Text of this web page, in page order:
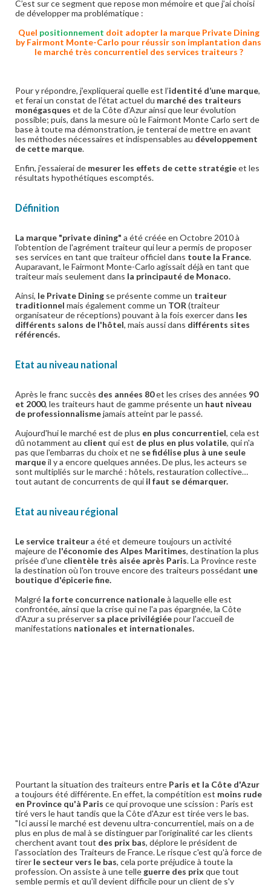
C’est sur ce segment que repose mon mémoire et que j’ai choisi
de développer ma problématique :
Quel positionnement doit adopter la marque Private Dining
by Fairmont Monte-Carlo pour réussir son implantation dans
le marché très concurrentiel des services traiteurs ?
Pour y répondre, j’expliquerai quelle est l’identité d’une marque,
et ferai un constat de l’état actuel du marché des traiteurs
monégasques et de la Côte d’Azur ainsi que leur évolution
possible; puis, dans la mesure où le Fairmont Monte Carlo sert de
base à toute ma démonstration, je tenterai de mettre en avant
les méthodes nécessaires et indispensables au développement
de cette marque.
Enfin, j’essaierai de mesurer les effets de cette stratégieet les
résultats hypothétiques escomptés.
Définition
La marque "private dining" a été créée en Octobre 2010 à
l'obtention de l'agrément traiteur qui leur a permis de proposer
ses services en tant que traiteur officiel dans toute la France.
Auparavant, le Fairmont Monte-Carlo agissait déjà en tant que
traiteur mais seulement dans la principauté de Monaco.
Ainsi, le Private Dining se présente comme un traiteur
traditionnel mais également comme un TOR (traiteur
organisateur de réceptions) pouvant à la fois exercer dans les
différents salons de l'hôtel, mais aussi dans différents sites
référencés.
Etat au niveau national
Après le franc succès des années 80et les crises des années 90
et 2000, les traiteurs haut de gamme présente un haut niveau
de professionnalismejamais atteint par le passé.
Aujourd'hui le marché est de plus en plus concurrentiel, cela est
dû notamment au client qui est de plus en plus volatile, qui n'a
pas que l'embarras du choix et ne se fidélise plus à une seule
marqueil y a encore quelques années. De plus, les acteurs se
sont multipliés sur le marché : hôtels, restauration collective…
tout autant de concurrents de qui il faut se démarquer.
Etat au niveau régional
Le service traiteura été et demeure toujours un activité
majeure de l'économie des Alpes Maritimes, destination la plus
prisée d'une clientèle très aisée après Paris. La Province reste
la destination où l'on trouve encore des traiteurs possédant une
boutique d'épicerie fine.
Malgré la forte concurrence nationaleà laquelle elle est
confrontée, ainsi que la crise qui ne l'a pas épargnée, la Côte
d'Azur a su préserver sa place privilégiéepour l'accueil de
manifestations nationales et internationales.
Pourtant la situation des traiteurs entre Paris et la Côte d'Azur
a toujours été différente. En effet, la compétition est moins rude
en Province qu'à Paris ce qui provoque une scission : Paris est
tiré vers le haut tandis que la Côte d'Azur est tirée vers le bas.
"Ici aussi le marché est devenu ultra-concurrentiel, mais on a de
plus en plus de mal à se distinguer par l'originalité car les clients
cherchent avant tout des prix bas, déplore le président de
l'association des Traiteurs de France. Le risque c'est qu'à force de
tirer le secteur vers le bas, cela porte préjudice à toute la
profession. On assiste à une telle guerre des prix que tout
semble permis et qu'il devient difficile pour un client de s'y